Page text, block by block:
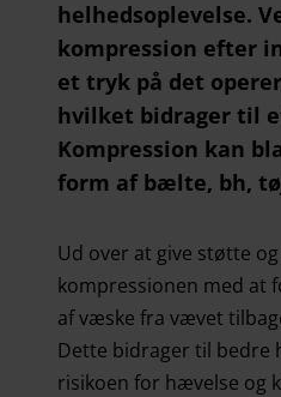
helhedsoplevelse.
kompression efter
et tryk på det
hvilket bidrager til
Kompression kan
form af bælte, bh,
Ud over at give støtte
kompressionen med at
af væske fra vævet
Dette bidrager til bedre
risikoen for hævelse og